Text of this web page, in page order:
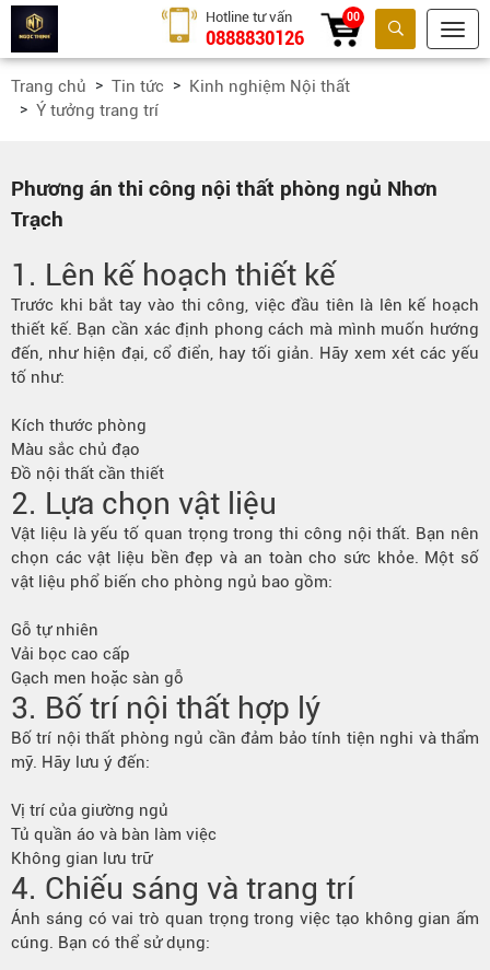
Tìm kiếm
Hotline tư vấn
0888830126
00
Trang chủ Tin tức
Kinh nghiệm Nội thất
Ý tưởng trang trí
Phương án thi công nội thất phòng ngủ Nhơn
Trạch
1. Lên kế hoạch thiết kế
Trước khi bắt tay vào thi công, việc đầu tiên là lên kế hoạch
thiết kế. Bạn cần xác định phong cách mà mình muốn hướng
đến, như hiện đại, cổ điển, hay tối giản. Hãy xem xét các yếu
tố như:
Kích thước phòng
Màu sắc chủ đạo
Đồ nội thất cần thiết
2. Lựa chọn vật liệu
Vật liệu là yếu tố quan trọng trong thi công nội thất. Bạn nên
chọn các vật liệu bền đẹp và an toàn cho sức khỏe. Một số
vật liệu phổ biến cho phòng ngủ bao gồm:
Gỗ tự nhiên
Vải bọc cao cấp
Gạch men hoặc sàn gỗ
3. Bố trí nội thất hợp lý
Bố trí nội thất phòng ngủ cần đảm bảo tính tiện nghi và thẩm
mỹ. Hãy lưu ý đến:
Vị trí của giường ngủ
Tủ quần áo và bàn làm việc
Không gian lưu trữ
4. Chiếu sáng và trang trí
Ánh sáng có vai trò quan trọng trong việc tạo không gian ấm
cúng. Bạn có thể sử dụng: